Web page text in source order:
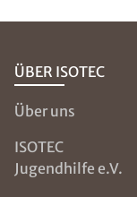
ÜBER ISOTEC
Über uns
ISOTEC
Jugendhilfe e.V.